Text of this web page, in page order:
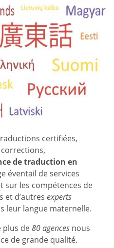
certifiées,
de traduction en
éventail de services
sur les compétences de
et d’autres experts
leur langue maternelle.
plus de80 agences nous
de grande qualité.